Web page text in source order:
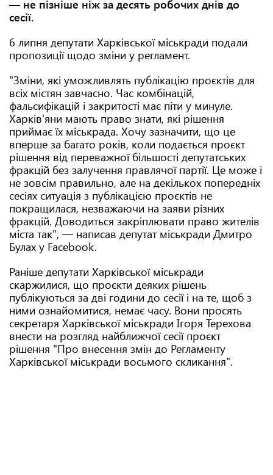
— не пізніше ніж за десять робочих днів до
сесії.
6 липня депутати Харківської міськради подали
пропозиції щодо зміни у регламент.
"Зміни, які уможливлять публікацію проєктів для
всіх містян завчасно. Час комбінацій,
фальсифікацій і закритості має піти у минуле.
Харків'яни мають право знати, які рішення
приймає їх міськрада. Хочу зазначити, що це
вперше за багато років, коли подається проєкт
рішення від переважної більшості депутатських
фракцій без залучення правлячої партії. Це може і
не зовсім правильно, але на декількох попередніх
сесіях ситуація з публікацією проєктів не
покращилася, незважаючи на заяви різних
фракцій. Доводиться закріплювати право жителів
міста так", — написав депутат міськради Дмитро
Булах у Facebook.
Раніше депутати Харківської міськради
скаржилися, що проєкти деяких рішень
публікуються за дві години до сесії і на те, щоб з
ними ознайомитися, немає часу. Вони просять
секретаря Харківської міськради Ігоря Терехова
внести на розгляд найближчої сесії проєкт
рішення "Про внесення змін до Регламенту
Харківської міськради восьмого скликання".